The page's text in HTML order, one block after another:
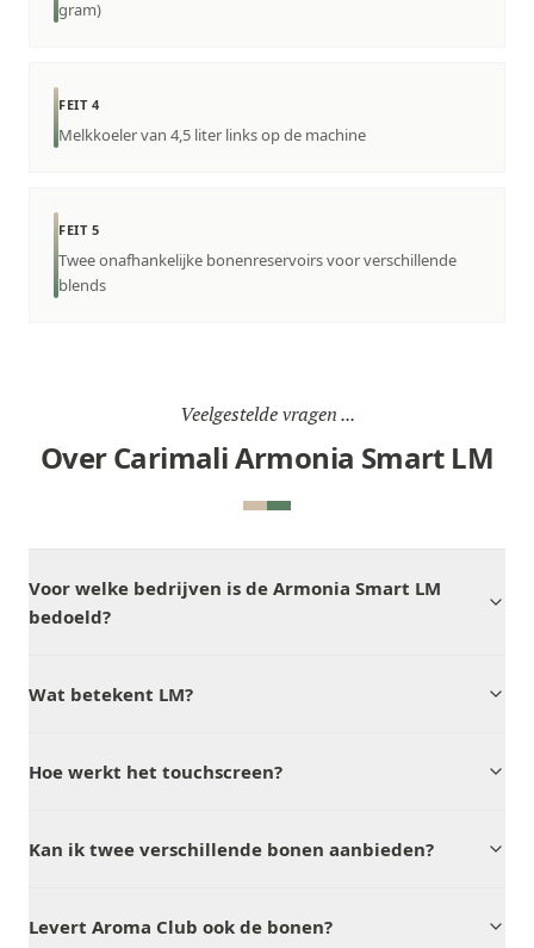
gram)
FEIT 4
Melkkoeler van 4,5 liter links op de machine
FEIT 5
Twee onafhankelijke bonenreservoirs voor verschillende
blends
Veelgestelde vragen ...
Over Carimali Armonia Smart LM
Voor welke bedrijven is de Armonia Smart LM
bedoeld?
Wat betekent LM?
Hoe werkt het touchscreen?
Kan ik twee verschillende bonen aanbieden?
Levert Aroma Club ook de bonen?